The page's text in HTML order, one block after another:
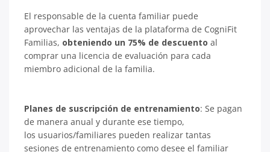
El responsable de la cuenta familiar puede
aprovechar las ventajas de la plataforma de CogniFit
Familias, obteniendo un 75% de descuento al
comprar una licencia de evaluación para cada
miembro adicional de la familia.
Planes de suscripción de entrenamiento: Se pagan
de manera anual y durante ese tiempo,
los usuarios/familiares pueden realizar tantas
sesiones de entrenamiento como desee el familiar